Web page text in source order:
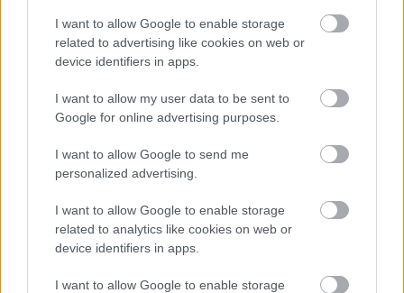
I want to allow Google to enable storage
related to advertising like cookies on web or
device identifiers in apps.
I want to allow my user data to be sent to
Google for online advertising purposes.
I want to allow Google to send me
personalized advertising.
I want to allow Google to enable storage
related to analytics like cookies on web or
device identifiers in apps.
I want to allow Google to enable storage
Megérkezett Magyar Péter bejelentése: így
költik el a 6 ezer milliárd forintnyi uniós pénzt
helyzet